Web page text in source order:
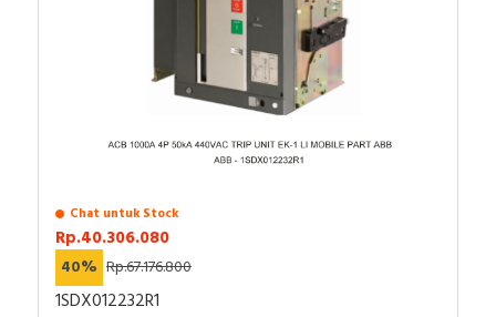
Chat untuk Stock
Rp.40.306.080
40% Rp.67.176.800
1SDX012232R1